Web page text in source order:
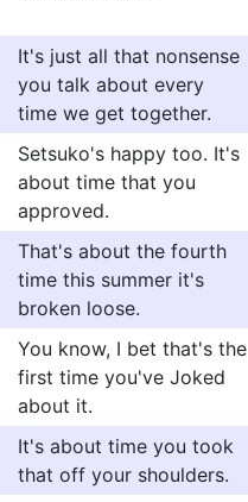
It's just all that nonsense
you talk about every
time we get together.
Setsuko's happy too. It's
about time that you
approved.
That's about the fourth
time this summer it's
broken loose.
You know, I bet that's the
first time you've Joked
about it.
It's about time you took
that off your shoulders.